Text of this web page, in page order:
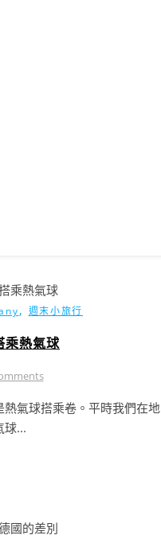
, 週末小旅行
乘熱氣球
氣球搭乘卷。平時我們在地
球...